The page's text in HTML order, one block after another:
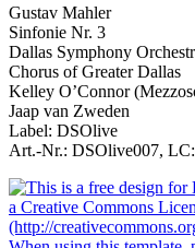
Gustav Mahler
Sinfonie Nr. 3
Dallas Symphony
Chorus of Greater Dallas
Kelley O’Connor
Jaap van Zweden
Label: DSOlive
Art.-Nr.: DSOlive007,